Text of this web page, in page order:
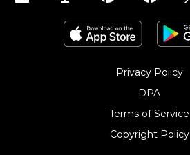
Privacy Policy
DPA
Terms of Service
Copyright Policy‎